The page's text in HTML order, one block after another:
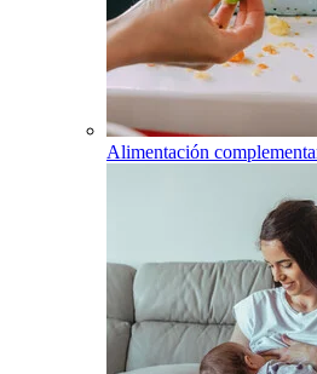
Alimentación